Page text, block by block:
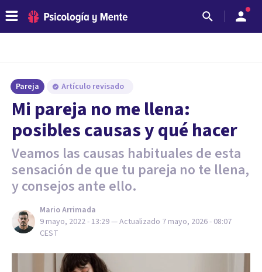
Pareja Artículo revisado
Mi pareja no me llena:
posibles causas y qué hacer
Veamos las causas habituales de esta
sensación de que tu pareja no te llena,
y consejos ante ello.
Mario Arrimada
9 mayo, 2022 - 13:29— Actualizado 7 mayo, 2026 - 08:07
CEST